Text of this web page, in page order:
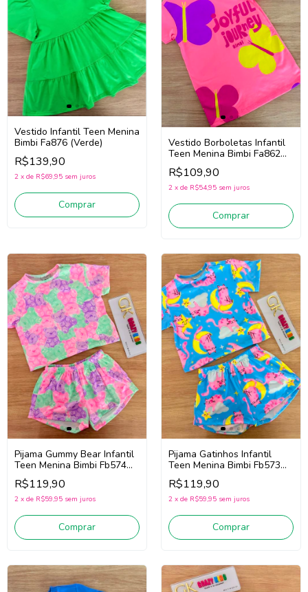
Vestido Infantil Teen Menina
Bimbi Fa876 (Verde)
R$139,90
2 x de R$69,95 sem juros
Comprar
Vestido Borboletas Infantil
Teen Menina Bimbi Fa862
(Rosa/Amarelo)
R$109,90
2 x de R$54,95 sem juros
Comprar
Pijama Gummy Bear Infantil
Teen Menina Bimbi Fb574
(Rosa/Verde/Roxo)
R$119,90
2 x de R$59,95 sem juros
Comprar
Pijama Gatinhos Infantil
Teen Menina Bimbi Fb573
(Azul)
R$119,90
2 x de R$59,95 sem juros
Comprar